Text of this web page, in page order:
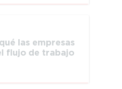
las empresas
flujo de trabajo